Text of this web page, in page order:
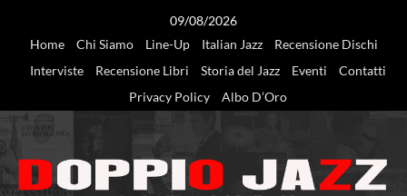
09/08/2026
Home
Chi Siamo Line-Up Italian Jazz
Recensione Dischi
Interviste
Recensione Libri Storia del Jazz Eventi
Contatti
Privacy Policy
Albo D’Oro